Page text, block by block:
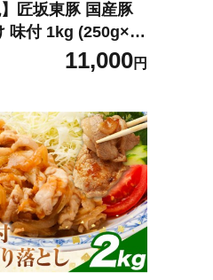
】匠坂東豚 国産豚
味付 1kg (250g×4
坂東太郎 おにく
日以内に出荷予定
送不可地域あり】
11,000円